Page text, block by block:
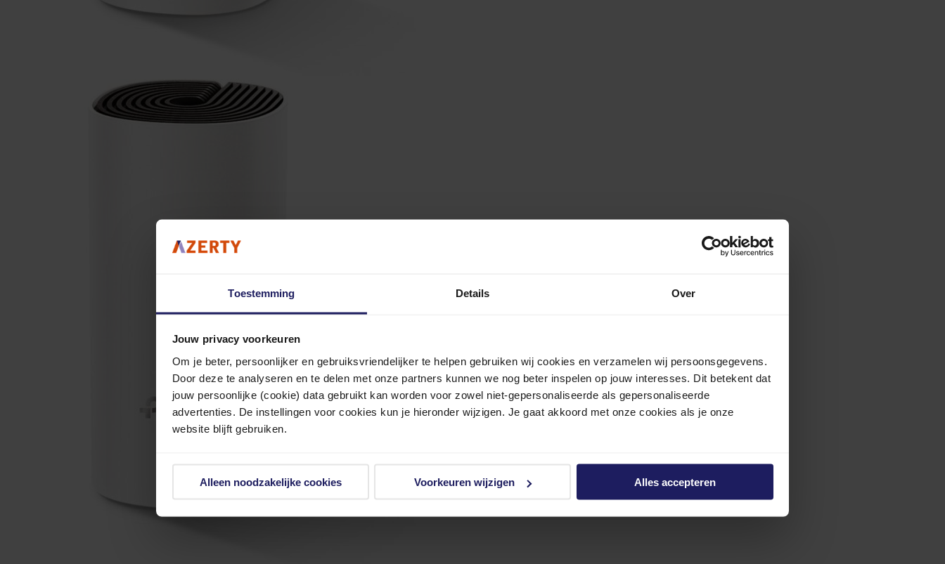
Toestemming Details Over
Jouw privacy voorkeuren
Om je beter, persoonlijker en gebruiksvriendelijker te helpen gebruiken wij cookies en verzamelen wij persoonsgegevens.
Door deze te analyseren en te delen met onze partners kunnen we nog beter inspelen op jouw interesses. Dit betekent dat
jouw persoonlijke (cookie) data gebruikt kan worden voor zowel niet-gepersonaliseerde als gepersonaliseerde
advertenties. De instellingen voor cookies kun je hieronder wijzigen. Je gaat akkoord met onze cookies als je onze
website blijft gebruiken.
Alleen noodzakelijke cookies Voorkeuren wijzigen Alles accepteren